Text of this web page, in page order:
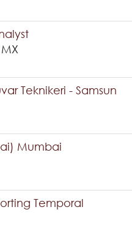
Teknikeri - Samsun
Mumbai
Temporal